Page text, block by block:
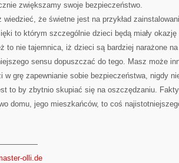
zwiększamy swoje bezpieczeństwo.
wiedzieć, że świetne jest na przykład
to którym szczególnie dzieci będą miały
to nie tajemnica, iż dzieci są bardziej narażone
sensu dopuszczać do tego. Masz może
w grę zapewnianie sobie bezpieczeństwa, nigdy
to by zbytnio skupiać się na oszczędzaniu.
domu, jego mieszkańców, to coś
olli.de